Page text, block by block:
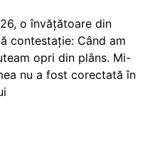
o învățătoare din
contestație: Când am
opri din plâns. Mi-
nu a fost corectată în